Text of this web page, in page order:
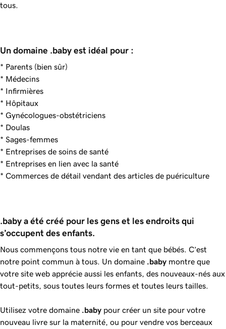
tous.
Un domaine .baby est idéal pour :
* Parents (bien sûr)
* Médecins
* Infirmières
* Hôpitaux
* Gynécologues-obstétriciens
* Doulas
* Sages-femmes
* Entreprises de soins de santé
* Entreprises en lien avec la santé
* Commerces de détail vendant des articles de puériculture
.baby a été créé pour les gens et les endroits qui
s’occupent des enfants.
Nous commençons tous notre vie en tant que bébés. C’est
notre point commun à tous. Un domaine .baby montre que
votre site web apprécie aussi les enfants, des nouveaux-nés aux
tout-petits, sous toutes leurs formes et toutes leurs tailles.
Utilisez votre domaine .baby pour créer un site pour votre
nouveau livre sur la maternité, ou pour vendre vos berceaux